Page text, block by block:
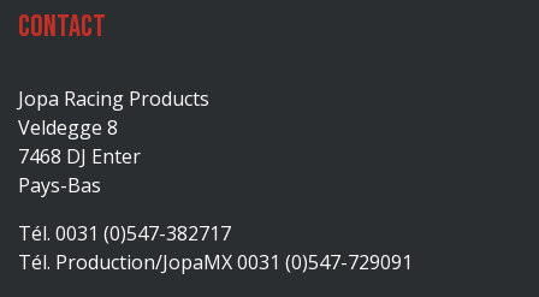
Contact
Jopa Racing Products
Veldegge 8
7468 DJ Enter
Pays-Bas
Tél. 0031 (0)547-382717
Tél. Production/JopaMX 0031 (0)547-729091